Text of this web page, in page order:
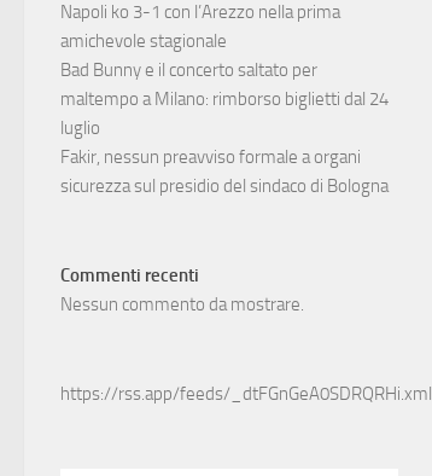
Napoli ko 3-1 con l’Arezzo nella prima
amichevole stagionale
Bad Bunny e il concerto saltato per
maltempo a Milano: rimborso biglietti dal 24
luglio
Fakir, nessun preavviso formale a organi
sicurezza sul presidio del sindaco di Bologna
Commenti recenti
Nessun commento da mostrare.
https://rss.app/feeds/_dtFGnGeA0SDRQRHi.xml